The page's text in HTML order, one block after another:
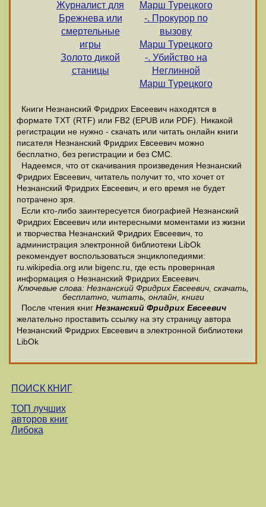
Журналист для
Брежнева или
смертельные
игры
Золото дикой
станицы
Марш Турецкого
-. Прокурор по
вызову
Марш Турецкого
-. Убийство на
Неглинной
Марш Турецкого
Книги Незнанский Фридрих Евсеевич находятся в
формате ТХТ (RTF) или FB2 (EPUB или PDF). Никакой
регистрации не нужно - скачать или читать онлайн книги
писателя Незнанский Фридрих Евсеевич можно
бесплатно, без регистрации и без СМС.
Надеемся, что от скачивания произведения Незнанский
Фридрих Евсеевич, читатель получит то, что хочет от
Незнанский Фридрих Евсеевич, и его время не будет
потрачено зря.
Если кто-либо заинтересуется биографией Незнанский
Фридрих Евсеевич или интересными моментами из жизни
и творчества Незнанский Фридрих Евсеевич, то
администрация электронной библиотеки LibOk
рекомендует воспользоваться энциклопедиями:
ru.wikipedia.org или bigenc.ru, где есть провернная
информация о Незнанский Фридрих Евсеевич.
Ключевые слова: Незнанский Фридрих Евсеевич, скачать,
бесплатно, читать, онлайн, книги
После чтения книг Незнанский Фридрих Евсеевич
желательно проставить ссылку на эту страницу автора
Незнанский Фридрих Евсеевич в электронной библиотеки
LibOk
ПОИСК КНИГ
ТОП лучших
авторов книг
Либока